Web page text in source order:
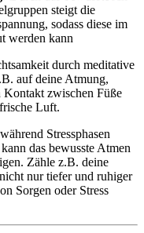
steigt die
sodass diese im
werden kann
durch meditative
auf deine Atmung,
Kontakt zwischen Füße
Luft.
Stressphasen
das bewusste Atmen
Zähle z.B. deine
nur tiefer und ruhiger
Sorgen oder Stress